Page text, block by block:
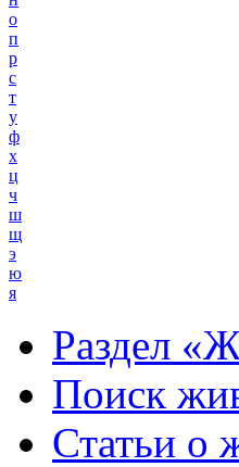
о
п
р
с
т
у
ф
х
ц
ч
ш
щ
э
ю
я
Раздел
Поиск
Статьи о